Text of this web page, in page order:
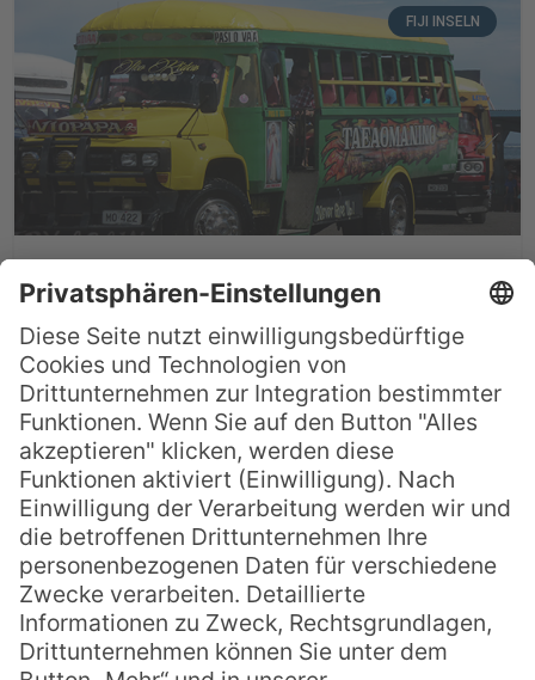
FIJI INSELN
Kundenreisebericht: Samoa
& Fijis Dezember 2016
Vielen herzlichen Dank an Frau Piskurek ,
die uns diese wunderschöne Südseereise
zusammengestellt hat. Los gings mit
Korean Airlines (übrigens sehr zu
empfehlen, ich hatte es anfangs nicht
geglaubt) über Seoul nach Fiji. Dort
verbrachten wir 2 Nächte im First Landing,
leider bei Dauerregen, bevor es weiterging